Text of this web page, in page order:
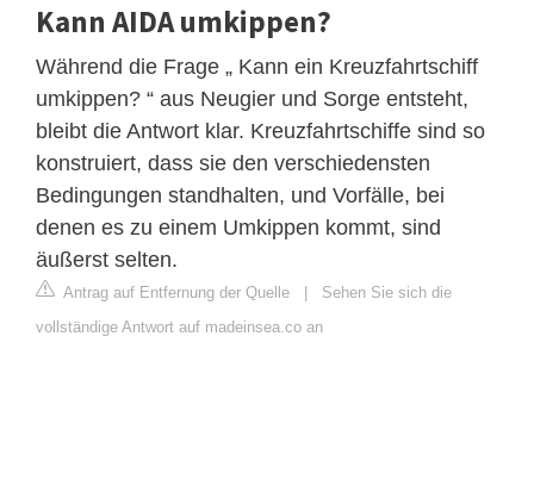
Kann AIDA umkippen?
Während die Frage „ Kann ein Kreuzfahrtschiff
umkippen? “ aus Neugier und Sorge entsteht,
bleibt die Antwort klar. Kreuzfahrtschiffe sind so
konstruiert, dass sie den verschiedensten
Bedingungen standhalten, und Vorfälle, bei
denen es zu einem Umkippen kommt, sind
äußerst selten.
Antrag auf Entfernung der Quelle | Sehen Sie sich die
vollständige Antwort auf madeinsea.co an